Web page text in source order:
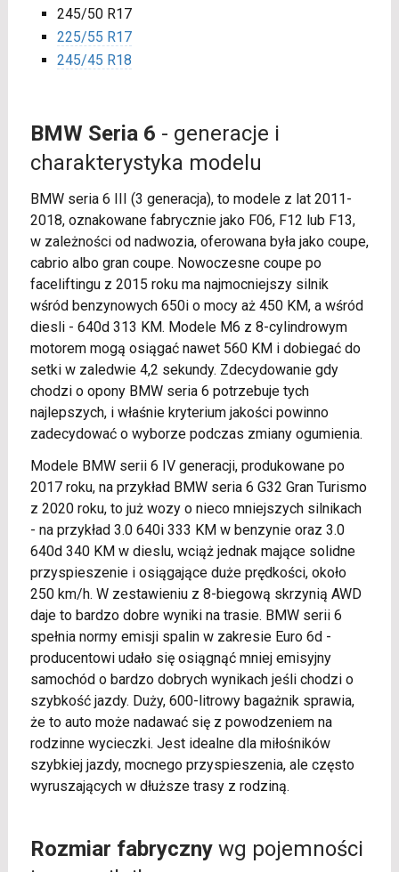
245/50 R17
225/55 R17
245/45 R18
BMW Seria 6 - generacje i
charakterystyka modelu
BMW seria 6 III (3 generacja), to modele z lat 2011-
2018, oznakowane fabrycznie jako F06, F12 lub F13,
w zależności od nadwozia, oferowana była jako coupe,
cabrio albo gran coupe. Nowoczesne coupe po
faceliftingu z 2015 roku ma najmocniejszy silnik
wśród benzynowych 650i o mocy aż 450 KM, a wśród
diesli - 640d 313 KM. Modele M6 z 8-cylindrowym
motorem mogą osiągać nawet 560 KM i dobiegać do
setki w zaledwie 4,2 sekundy. Zdecydowanie gdy
chodzi o opony BMW seria 6 potrzebuje tych
najlepszych, i właśnie kryterium jakości powinno
zadecydować o wyborze podczas zmiany ogumienia.
Modele BMW serii 6 IV generacji, produkowane po
2017 roku, na przykład BMW seria 6 G32 Gran Turismo
z 2020 roku, to już wozy o nieco mniejszych silnikach
- na przykład 3.0 640i 333 KM w benzynie oraz 3.0
640d 340 KM w dieslu, wciąż jednak mające solidne
przyspieszenie i osiągające duże prędkości, około
250 km/h. W zestawieniu z 8-biegową skrzynią AWD
daje to bardzo dobre wyniki na trasie. BMW serii 6
spełnia normy emisji spalin w zakresie Euro 6d -
producentowi udało się osiągnąć mniej emisyjny
samochód o bardzo dobrych wynikach jeśli chodzi o
szybkość jazdy. Duży, 600-litrowy bagażnik sprawia,
że to auto może nadawać się z powodzeniem na
rodzinne wycieczki. Jest idealne dla miłośników
szybkiej jazdy, mocnego przyspieszenia, ale często
wyruszających w dłuższe trasy z rodziną.
Rozmiar fabrycznywg pojemności